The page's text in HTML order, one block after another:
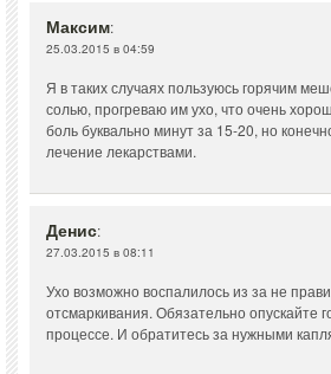
Максим:
25.03.2015 в 04:59
Я в таких случаях пользуюсь горячим
солью, прогреваю им ухо, что очень
боль буквально минут за 15-20, но
лечение лекарствами.
Денис:
27.03.2015 в 08:11
Ухо возможно воспалилось из за не
отсмаркивания. Обязательно опускайте
процессе. И обратитесь за нужными